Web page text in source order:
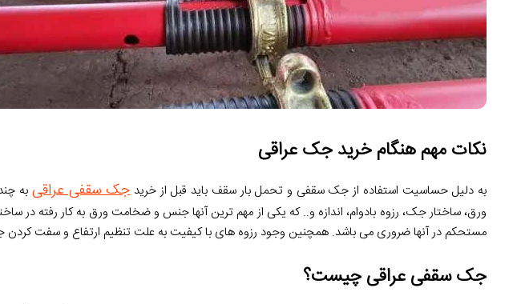
نکات مهم هنگام خرید جک عراقی
به دلیل حساسیت استفاده از جک سقفی و تحمل بار سقف باید قبل از خریدجک سقفی عراقی به
ورق، ساختار جک، رزوه بادوام، اندازه و.. که یکی از مهم ترین آنها جنس و ضخامت ورق به کار رفته
مستحکم در آنها ضروری می باشد. همچنین وجود رزوه های با کیفیت به علت تنظیم ارتفاع و سفت
جک سقفی عراقی چیست؟